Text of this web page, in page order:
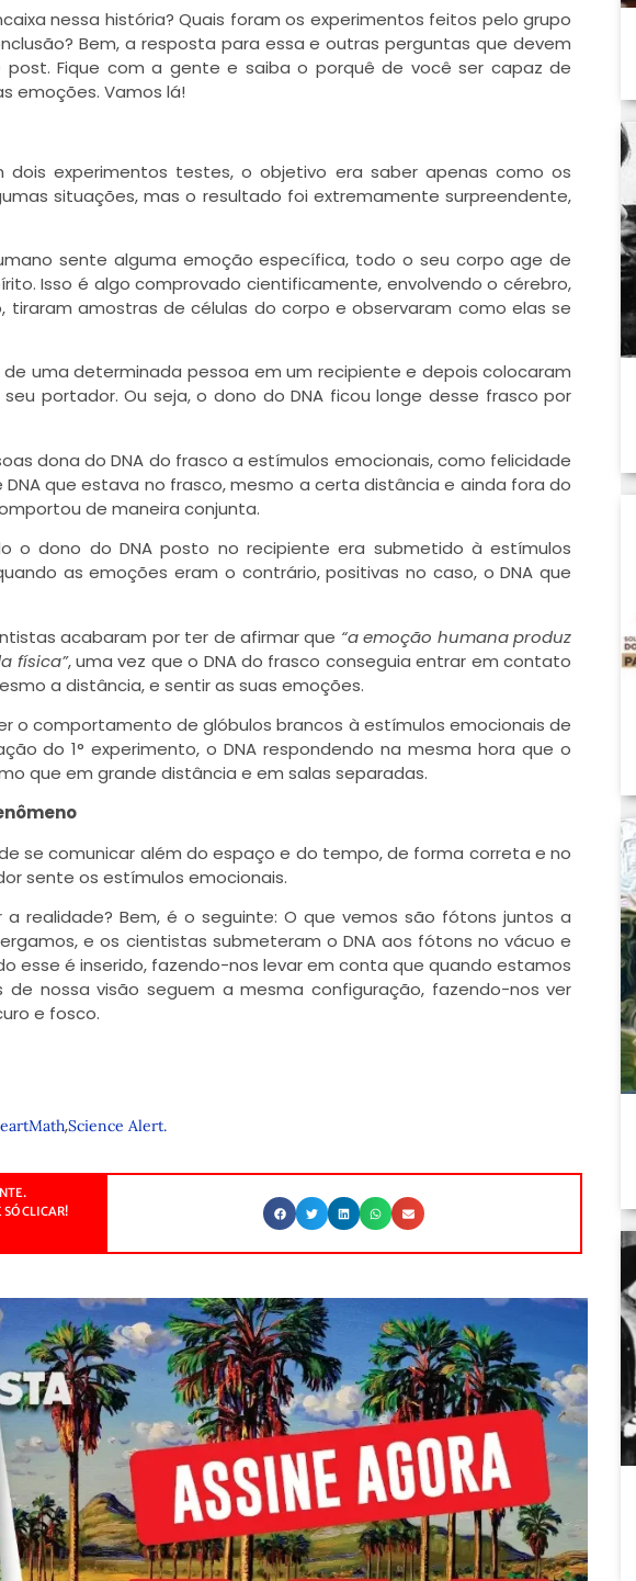
nessa história? Quais foram os experimentos feitos pelo grupo
Bem, a resposta para essa e outras perguntas que devem
Fique com a gente e saiba o porquê de você ser capaz de
emoções. Vamos lá!
experimentos testes, o objetivo era saber apenas como os
situações, mas o resultado foi extremamente surpreendente,
sente alguma emoção específica, todo o seu corpo age de
Isso é algo comprovado cientificamente, envolvendo o cérebro,
tiraram amostras de células do corpo e observaram como elas se
de uma determinada pessoa em um recipiente e depois colocaram
portador. Ou seja, o dono do DNA ficou longe desse frasco por
dona do DNA do frasco a estímulos emocionais, como felicidade
que estava no frasco, mesmo a certa distância e ainda fora do
de maneira conjunta.
o dono do DNA posto no recipiente era submetido à estímulos
as emoções eram o contrário, positivas no caso, o DNA que
acabaram por ter de afirmar que “a emoção humana produz
física”, uma vez que o DNA do frasco conseguia entrar em contato
a distância, e sentir as suas emoções.
o comportamento de glóbulos brancos à estímulos emocionais de
do 1° experimento, o DNA respondendo na mesma hora que o
que em grande distância e em salas separadas.
se comunicar além do espaço e do tempo, de forma correta e no
sente os estímulos emocionais.
realidade? Bem, é o seguinte: O que vemos são fótons juntos a
e os cientistas submeteram o DNA aos fótons no vácuo e
esse é inserido, fazendo-nos levar em conta que quando estamos
nossa visão seguem a mesma configuração, fazendo-nos ver
e fosco.
,Science Alert.
CLICAR!